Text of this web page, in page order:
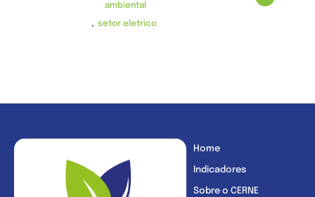
ambiental
, setor eletrico
Home
Indicadores
Sobre o CERNE